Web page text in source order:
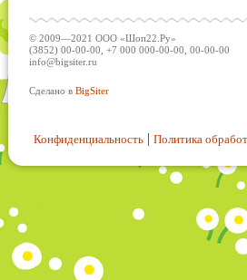
© 2009—2021 ООО «Шоп22.Ру»
(3852) 00-00-00, +7 000 000-00-00, 00-00-00
info@bigsiter.ru
Сделано в BigSiter
Конфиденциальность Политика